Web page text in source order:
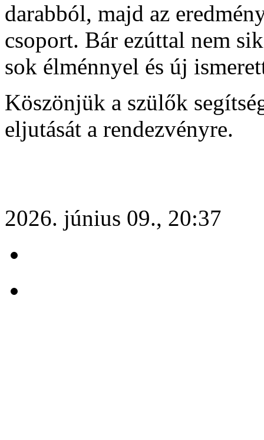
darabból, majd az
csoport. Bár ezúttal nem
sok élménnyel és új
Köszönjük a szülők
eljutását a rendezvényre.
2026. június 09., 20:37